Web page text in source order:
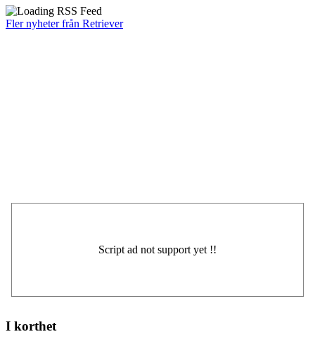
Fler nyheter från Retriever
I korthet